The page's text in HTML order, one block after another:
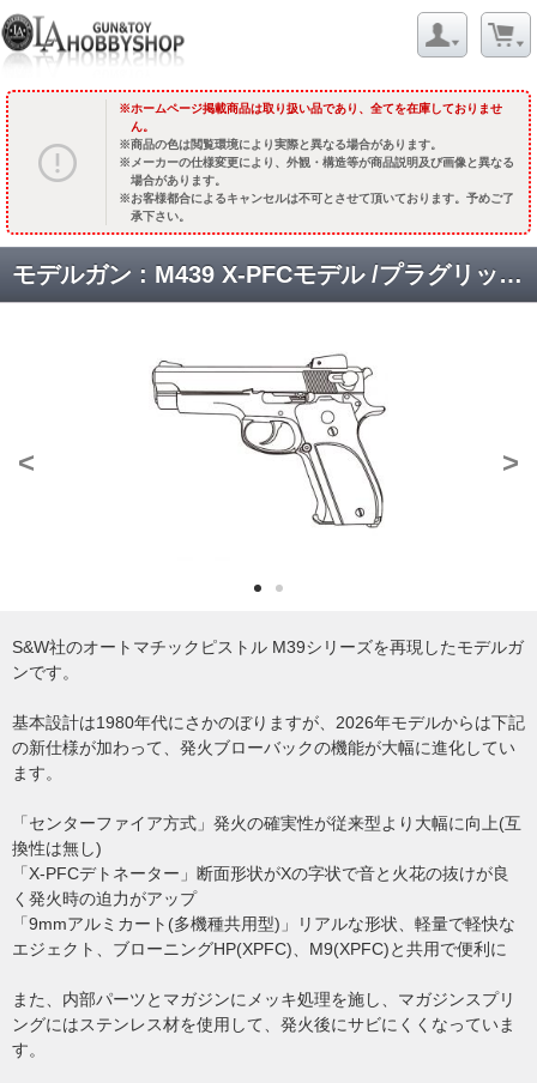
ホームページ掲載商品は取り扱い品であり、全てを在庫しておりませ
ん。
商品の色は閲覧環境により実際と異なる場合があります。
メーカーの仕様変更により、外観・構造等が商品説明及び画像と異なる
場合があります。
お客様都合によるキャンセルは不可とさせて頂いております。予めご了
承下さい。
モデルガン : M439 X-PFCモデル /プラグリップ/シルバーABS [品切中.再入荷時期未定]
< >
S&W社のオートマチックピストル M39シリーズを再現したモデルガ
ンです。
基本設計は1980年代にさかのぼりますが、2026年モデルからは下記
の新仕様が加わって、発火ブローバックの機能が大幅に進化してい
ます。
「センターファイア方式」発火の確実性が従来型より大幅に向上(互
換性は無し)
「X-PFCデトネーター」断面形状がXの字状で音と火花の抜けが良
く発火時の迫力がアップ
「9mmアルミカート(多機種共用型)」リアルな形状、軽量で軽快な
エジェクト、ブローニングHP(XPFC)、M9(XPFC)と共用で便利に
また、内部パーツとマガジンにメッキ処理を施し、マガジンスプリ
ングにはステンレス材を使用して、発火後にサビにくくなっていま
す。